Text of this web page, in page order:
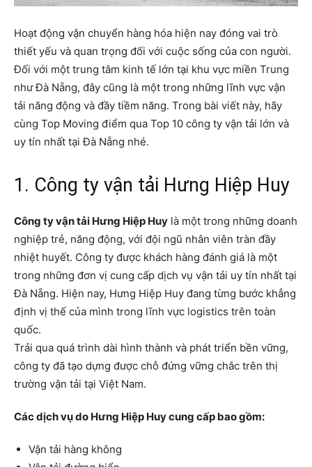
Hoạt động vận chuyển hàng hóa hiện nay đóng vai trò
thiết yếu và quan trọng đối với cuộc sống của con người.
Đối với một trung tâm kinh tế lớn tại khu vực miền Trung
như Đà Nẵng, đây cũng là một trong những lĩnh vực vận
tải năng động và đầy tiềm năng. Trong bài viết này, hãy
cùng Top Moving điểm qua Top 10 công ty vận tải lớn và
uy tín nhất tại Đà Nẵng nhé.
1. Công ty vận tải Hưng Hiệp Huy
Công ty vận tải Hưng Hiệp Huy là một trong những doanh
nghiệp trẻ, năng động, với đội ngũ nhân viên tràn đầy
nhiệt huyết. Công ty được khách hàng đánh giá là một
trong những đơn vị cung cấp dịch vụ vận tải uy tín nhất tại
Đà Nẵng. Hiện nay, Hưng Hiệp Huy đang từng bước khẳng
định vị thế của mình trong lĩnh vực logistics trên toàn
quốc.
Trải qua quá trình dài hình thành và phát triển bền vững,
công ty đã tạo dựng được chỗ đứng vững chắc trên thị
trường vận tải tại Việt Nam.
Các dịch vụ do Hưng Hiệp Huy cung cấp bao gồm:
Vận tải hàng không